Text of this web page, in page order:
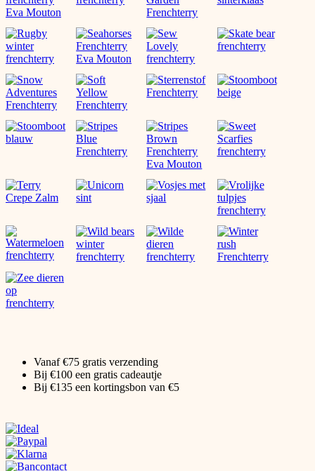
Vanaf €75 gratis verzending
Bij €100 een gratis cadeautje
Bij €135 een kortingsbon van €5